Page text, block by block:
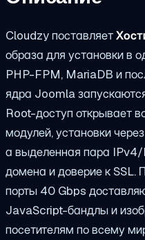
Cloudzy поставляет
образа для установки в
PHP-FPM, MariaDB и
ядра Joomla
Root-доступ открывает
модулей, установки
а выделенная пара
домена и доверие к SSL.
порты 40 Gbps
JavaScript-бандлы и
посетителям по всему